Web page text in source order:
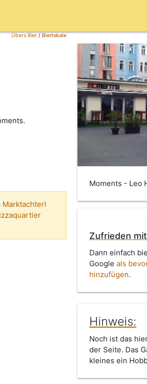
Übers Bier/Bierlokale
Marktachterl
Moments - Leo
Zufrieden
Dann einfach
Googleals
hinzufügen.
Hinweis:
Noch ist das
der Seite. Das
kleines ein